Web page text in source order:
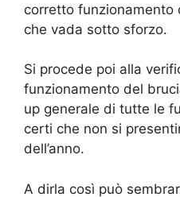
corretto funzionamento
che vada sotto sforzo.
Si procede poi alla
funzionamento del
up generale di tutte le
certi che non si
dell’anno.
A dirla così può